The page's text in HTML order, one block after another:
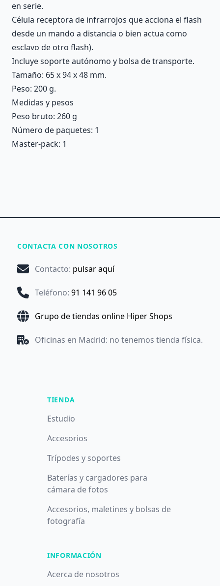
en serie.
Célula receptora de infrarrojos que acciona el flash
desde un mando a distancia o bien actua como
esclavo de otro flash).
Incluye soporte autónomo y bolsa de transporte.
Tamaño: 65 x 94 x 48 mm.
Peso: 200 g.
Medidas y pesos
Peso bruto: 260 g
Número de paquetes: 1
Master-pack: 1
CONTACTA CON NOSOTROS
Contacto: pulsar aquí
Teléfono: 91 141 96 05
Grupo de tiendas online Hiper Shops
Oficinas en Madrid: no tenemos tienda física.
TIENDA
Estudio
Accesorios
Trípodes y soportes
Baterías y cargadores para
cámara de fotos
Accesorios, maletines y bolsas de
fotografía
INFORMACIÓN
Acerca de nosotros